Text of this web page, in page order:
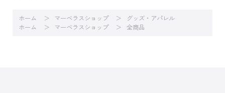
ホーム マーベラスショップ
グッズ・アパレル
ホーム
マーベラスショップ 全商品